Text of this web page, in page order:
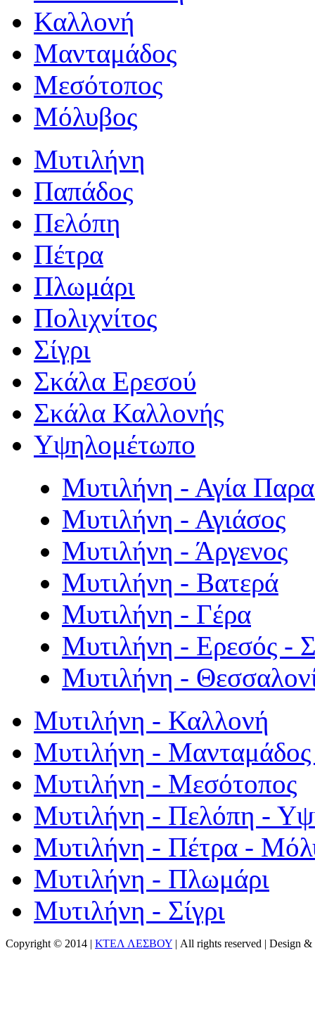
Καλλονή
Μανταμάδος
Μεσότοπος
Μόλυβος
Μυτιλήνη
Παπάδος
Πελόπη
Πέτρα
Πλωμάρι
Πολιχνίτος
Σίγρι
Σκάλα Ερεσού
Σκάλα Καλλονής
Υψηλομέτωπο
Μυτιλήνη - Αγία
Μυτιλήνη - Αγιάσος
Μυτιλήνη - Άργενος
Μυτιλήνη - Βατερά
Μυτιλήνη - Γέρα
Μυτιλήνη - Ερεσός -
Μυτιλήνη -
Μυτιλήνη - Καλλονή
Μυτιλήνη - Μανταμάδος
Μυτιλήνη - Μεσότοπος
Μυτιλήνη - Πελόπη -
Μυτιλήνη - Πέτρα -
Μυτιλήνη - Πλωμάρι
Μυτιλήνη - Σίγρι
Copyright © 2014 | ΚΤΕΛ ΛΕΣΒΟΥ | All rights reserved | Design &